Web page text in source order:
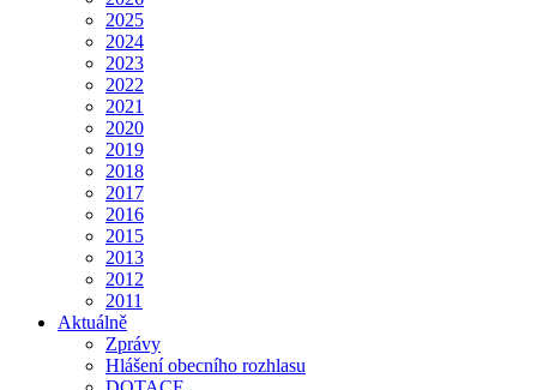
2025
2024
2023
2022
2021
2020
2019
2018
2017
2016
2015
2013
2012
2011
Aktuálně
Zprávy
Hlášení obecního rozhlasu